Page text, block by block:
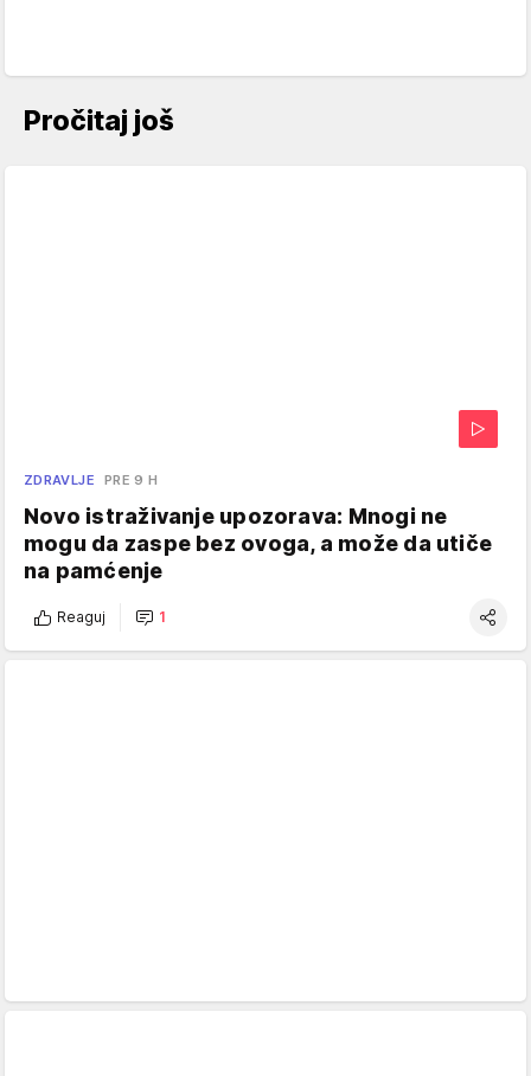
Pročitaj još
ZDRAVLJE PRE 9 H
Novo istraživanje upozorava: Mnogi ne
mogu da zaspe bez ovoga, a može da utiče
na pamćenje
Reaguj 1